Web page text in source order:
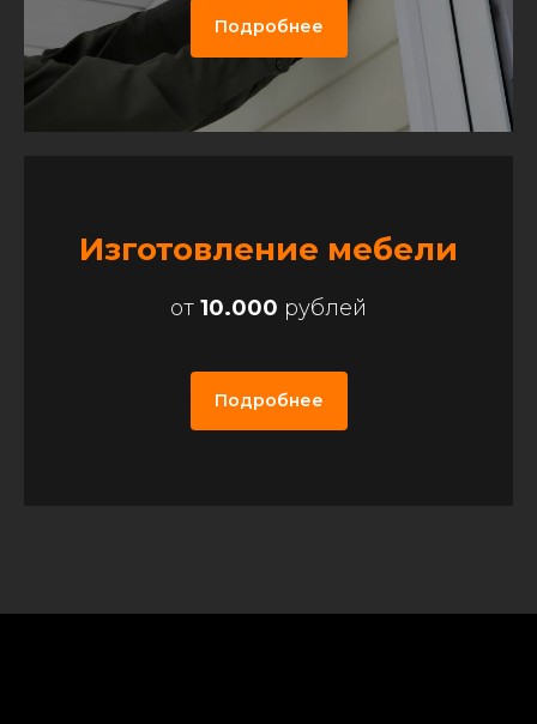
Подробнее
Изготовление мебели
от 10.000 рублей
Подробнее